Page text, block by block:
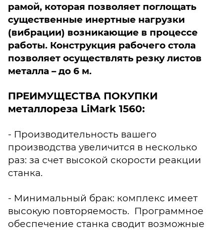
рамой, которая позволяет поглощать
существенные инертные нагрузки
(вибрации) возникающие в процессе
работы. Конструкция рабочего стола
позволяет осуществлять резку листов
металла – до 6 м.
ПРЕИМУЩЕСТВА ПОКУПКИ
металлореза LiMark 1560:
- Производительность вашего
производства увеличится в несколько
раз: за счет высокой скорости реакции
станка.
- Минимальный брак: комплекс имеет
высокую повторяемость. Программное
обеспечение станка сводит возможные